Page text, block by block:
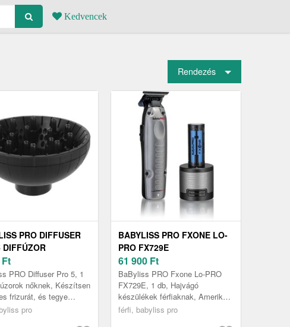
Kedvencek
Rendezés
PRO DIFFUSER
DIFFÚZOR
BABD11E
Ft
PRO Diffuser Pro 5, 1
nőknek, Készítsen
frizurát, és tegye
a göndör tincsek
pro
BABYLISS PRO FXONE LO-
PRO FX729E
PROFESSZIONÁLIS
HAJFORMÁZÓ GREY 1 DB
61 900 Ft
BaByliss PRO Fxone Lo-PRO
FX729E, 1 db, Hajvágó
készülékek férfiaknak, Amerikai
stílusú precíziós hajvágó A
férfi, babyliss pro